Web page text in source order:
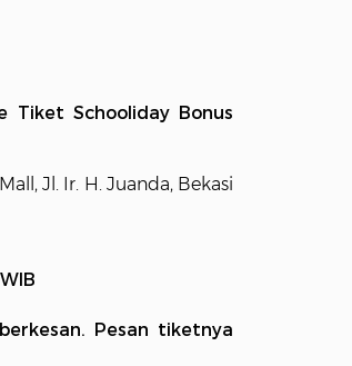
Tiket Schooliday Bonus
Jl. Ir. H. Juanda, Bekasi
Pesan tiketnya